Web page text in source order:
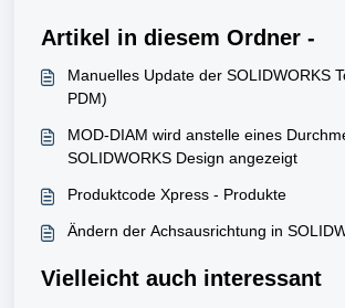
Artikel in diesem Ordner -
Manuelles Update der SOLIDWORKS
PDM)
MOD-DIAM wird anstelle eines
SOLIDWORKS Design angezeigt
Produktcode Xpress - Produkte
Ändern der Achsausrichtung in
Vielleicht auch interessant